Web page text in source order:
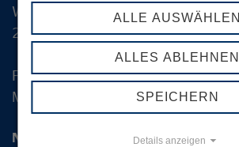
ALLE AUSWÄHLEN
ALLES ABLEHNEN
SPEICHERN
Details anzeigen
Wexstraße 7
20355 Hamburg
Fon +49 40 2270 19-83
Mail
info@hamburg-logistik.net
Netzwerk